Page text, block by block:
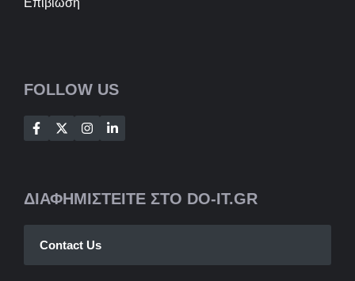
Επιβιωση
FOLLOW US
ΔΙΑΦΗΜΙΣΤΕΙΤΕ ΣΤΟ DO-IT.GR
Contact Us